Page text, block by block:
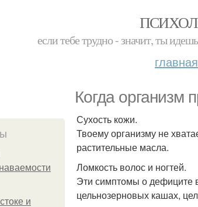
если тебе трудно - значит, ты
главная
Когда организм
и
Сухость кожи.
Твоему организму не
растительные масла.
Ломкость волос и ногтей.
Эти симптомы о дефиците
цельнозерновых кашах,